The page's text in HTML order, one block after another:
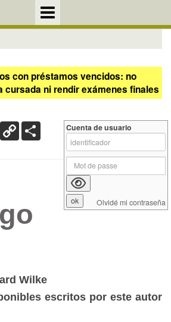
con préstamos vencidos: no
cursada ni rendir exámenes finales
X Copy
Link
Wilke
escritos por este autor
Cuenta de usuario
Olvidé mi contraseña